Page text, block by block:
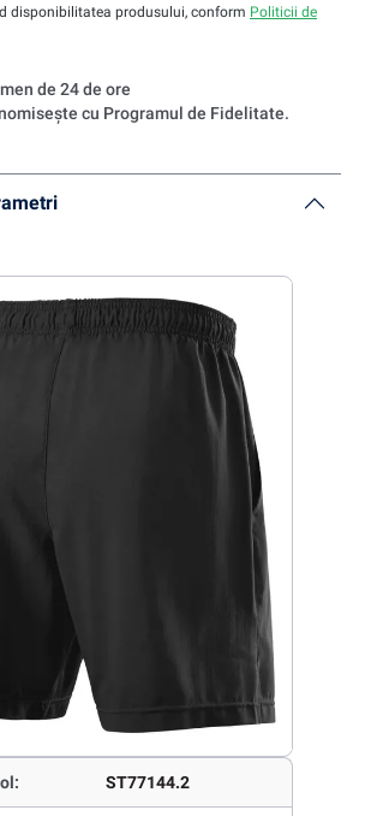
disponibilitatea produsului, conform Politicii de
de 24 de ore
cu Programul de Fidelitate.
ST77144.2